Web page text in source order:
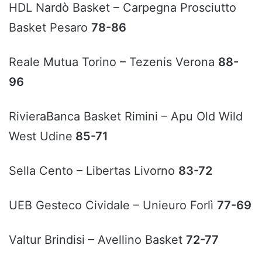
HDL Nardò Basket – Carpegna Prosciutto
Basket Pesaro 78-86
Reale Mutua Torino – Tezenis Verona 88-
96
RivieraBanca Basket Rimini – Apu Old Wild
West Udine 85-71
Sella Cento – Libertas Livorno 83-72
UEB Gesteco Cividale – Unieuro Forlì 77-69
Valtur Brindisi – Avellino Basket 72-77